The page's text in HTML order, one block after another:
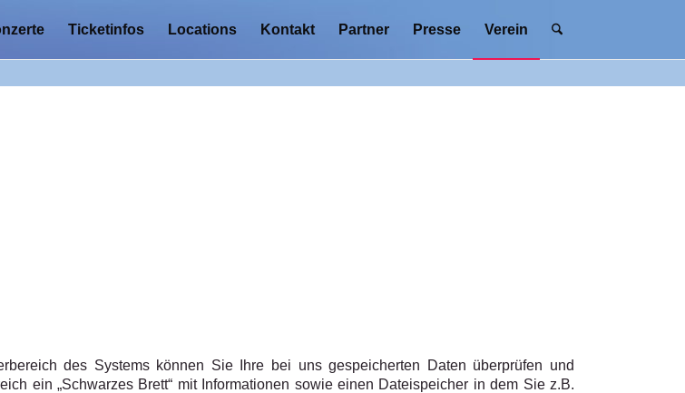
Ticketinfos Locations Kontakt Partner Presse Verein
des Systems können Sie Ihre bei uns gespeicherten Daten überprüfen und
ein „Schwarzes Brett“ mit Informationen sowie einen Dateispeicher in dem Sie z.B.